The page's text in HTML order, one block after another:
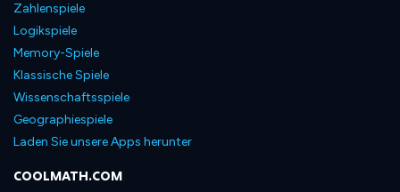
Zahlenspiele
Logikspiele
Memory-Spiele
Klassische Spiele
Wissenschaftsspiele
Geographiespiele
Laden Sie unsere Apps herunter
COOLMATH.COM